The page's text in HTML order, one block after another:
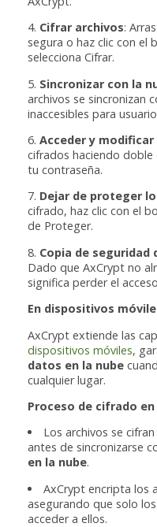
4. Cifrar archivos:
segura o haz clic con el
selecciona Cifrar.
5. Sincronizar con la
archivos se sincronizan
inaccesibles para
6. Acceder y modificar
cifrados haciendo doble
tu contraseña.
7. Dejar de proteger
cifrado, haz clic con el
de Proteger.
8. Copia de
Dado que AxCrypt no
significa perder el
En dispositivos
AxCrypt extiende las
dispositivos móviles,
datos en la nube
cualquier lugar.
Proceso de cifrado
Los archivos se
antes de sincronizarse
en la nube.
AxCrypt encripta los
asegurando que solo
acceder a ellos.